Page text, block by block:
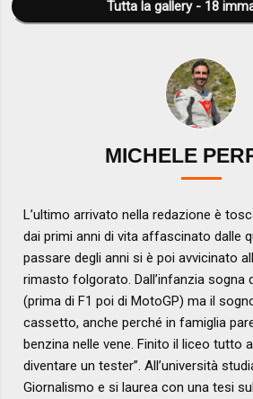
Tutta la gallery
MICHELE
L’ultimo arrivato nella redazione è
dai primi anni di vita affascinato dalle
passare degli anni si è poi avvicinato
rimasto folgorato. Dall’infanzia sogna
(prima di F1 poi di MotoGP) ma il
cassetto, anche perché in famiglia
benzina nelle vene. Finito il liceo tutto
diventare un tester”. All’università
Giornalismo e si laurea con una tesi